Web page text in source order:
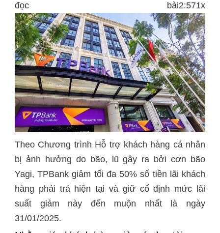
đọc bài2:571x
Theo Chương trình Hỗ trợ khách hàng cá nhân
bị ảnh hưởng do bão, lũ gây ra bởi cơn bão
Yagi, TPBank giảm tối đa 50% số tiền lãi khách
hàng phải trả hiện tại và giữ cố định mức lãi
suất giảm này đến muộn nhất là ngày
31/01/2025.